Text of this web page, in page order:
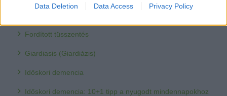
Data Deletion Data Access Privacy Policy
Fordított tüsszentés
Giardiasis (Giardiázis)
Időskori demencia
Időskori demencia: 10+1 tipp a nyugodt mindennapokhoz